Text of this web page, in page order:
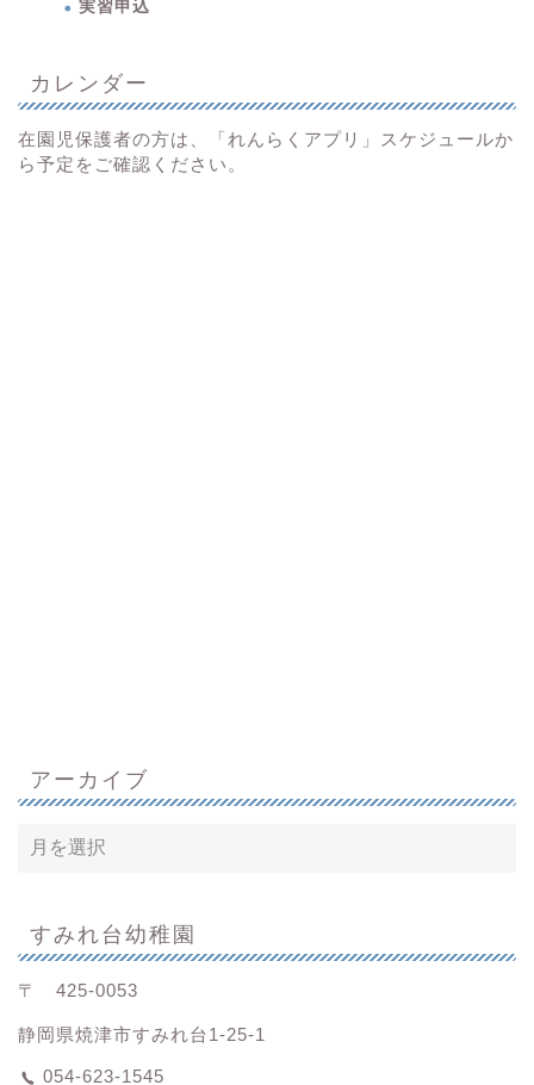
実習申込
カレンダー
在園児保護者の方は、「れんらくアプリ」スケジュールか
ら予定をご確認ください。
アーカイブ
すみれ台幼稚園
〒 425-0053
静岡県焼津市すみれ台1-25-1
054-623-1545